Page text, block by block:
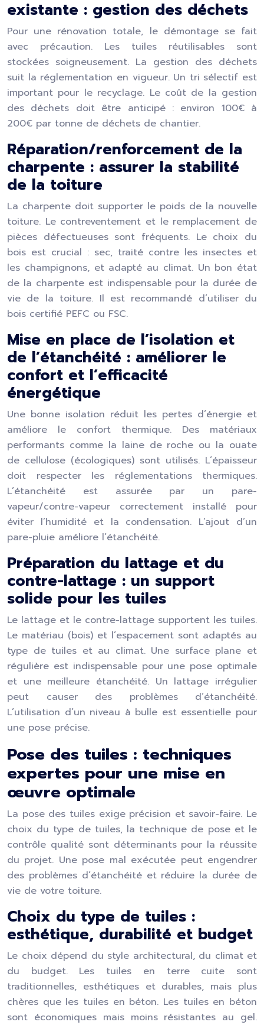
existante : gestion des déchets
Pour une rénovation totale, le démontage se fait
avec précaution. Les tuiles réutilisables sont
stockées soigneusement. La gestion des déchets
suit la réglementation en vigueur. Un tri sélectif est
important pour le recyclage. Le coût de la gestion
des déchets doit être anticipé : environ 100€ à
200€ par tonne de déchets de chantier.
Réparation/renforcement de la
charpente : assurer la stabilité
de la toiture
La charpente doit supporter le poids de la nouvelle
toiture. Le contreventement et le remplacement de
pièces défectueuses sont fréquents. Le choix du
bois est crucial : sec, traité contre les insectes et
les champignons, et adapté au climat. Un bon état
de la charpente est indispensable pour la durée de
vie de la toiture. Il est recommandé d’utiliser du
bois certifié PEFC ou FSC.
Mise en place de l’isolation et
de l’étanchéité : améliorer le
confort et l’efficacité
énergétique
Une bonne isolation réduit les pertes d’énergie et
améliore le confort thermique. Des matériaux
performants comme la laine de roche ou la ouate
de cellulose (écologiques) sont utilisés. L’épaisseur
doit respecter les réglementations thermiques.
L’étanchéité est assurée par un pare-
vapeur/contre-vapeur correctement installé pour
éviter l’humidité et la condensation. L’ajout d’un
pare-pluie améliore l’étanchéité.
Préparation du lattage et du
contre-lattage : un support
solide pour les tuiles
Le lattage et le contre-lattage supportent les tuiles.
Le matériau (bois) et l’espacement sont adaptés au
type de tuiles et au climat. Une surface plane et
régulière est indispensable pour une pose optimale
et une meilleure étanchéité. Un lattage irrégulier
peut causer des problèmes d’étanchéité.
L’utilisation d’un niveau à bulle est essentielle pour
une pose précise.
Pose des tuiles : techniques
expertes pour une mise en
œuvre optimale
La pose des tuiles exige précision et savoir-faire. Le
choix du type de tuiles, la technique de pose et le
contrôle qualité sont déterminants pour la réussite
du projet. Une pose mal exécutée peut engendrer
des problèmes d’étanchéité et réduire la durée de
vie de votre toiture.
Choix du type de tuiles :
esthétique, durabilité et budget
Le choix dépend du style architectural, du climat et
du budget. Les tuiles en terre cuite sont
traditionnelles, esthétiques et durables, mais plus
chères que les tuiles en béton. Les tuiles en béton
sont économiques mais moins résistantes au gel.